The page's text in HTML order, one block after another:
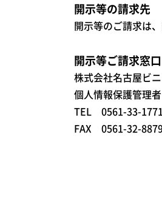
開示等の請求先
開示等のご請求は
開示等ご請求窓口
株式会社名古屋ビ
個人情報保護管
TEL 0561-33-1771
FAX 0561-32-